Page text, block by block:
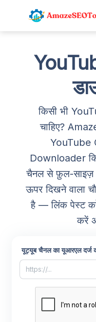
किसी भी
चाहिए?
YouTube
Downloader
चैनल से फ़ुल-साइज़
ऊपर दिखने वाला
है — लिंक पेस्ट
करें
यूट्यूब चैनल का यूआरएल दर्ज